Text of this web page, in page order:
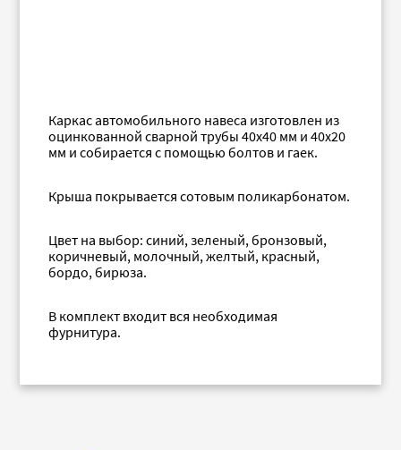
Каркас автомобильного навеса изготовлен из
оцинкованной сварной трубы 40х40 мм и 40х20
мм и собирается с помощью болтов и гаек.
Крыша покрывается сотовым поликарбонатом.
Цвет на выбор: синий, зеленый, бронзовый,
коричневый, молочный, желтый, красный,
бордо, бирюза.
В комплект входит вся необходимая
фурнитура.